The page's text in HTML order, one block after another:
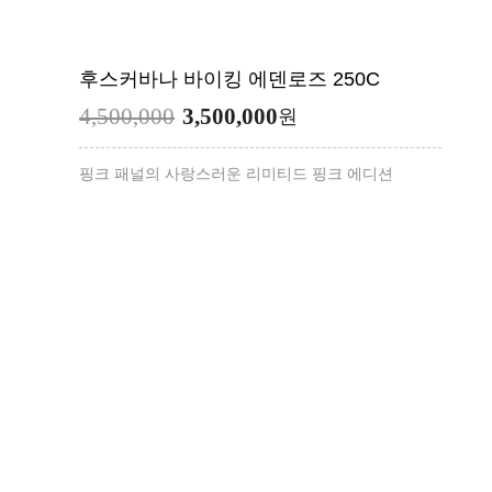
후스커바나 바이킹 에덴로즈 250C
4,500,000 3,500,000원
핑크 패널의 사랑스러운 리미티드 핑크 에디션